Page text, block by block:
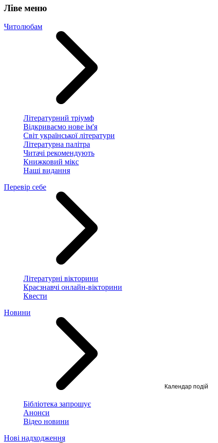
Ліве меню
Читолюбам
Літературний тріумф
Відкриваємо нове ім'я
Світ української літератури
Літературна палітра
Читачі рекомендують
Книжковий мікс
Наші видання
Перевір себе
Літературні вікторини
Краєзнавчі онлайн-вікторини
Квести
Новини
Бібліотека запрошує
Анонси
Відео новини
Нові надходження
Календар подій